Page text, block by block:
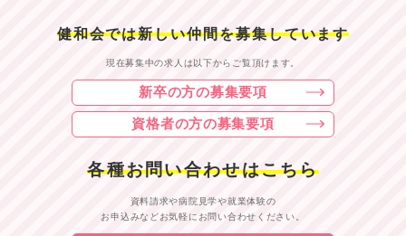
健和会では新しい仲間を募集しています
現在募集中の求人は以下からご覧頂けます。
新卒の方の募集要項
資格者の方の募集要項
各種お問い合わせはこちら
資料請求や病院見学や就業体験の
お申込みなどお気軽にお問い合わせください。